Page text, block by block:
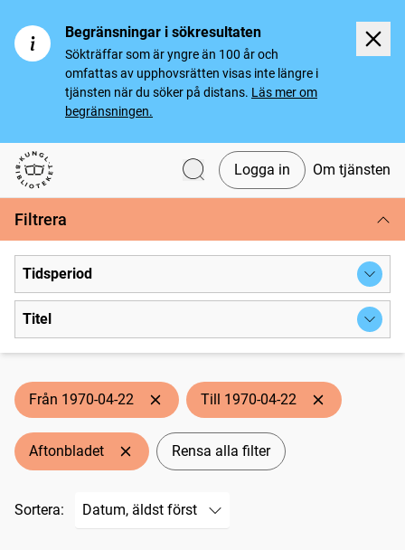
Begränsningar i sökresultaten
Sökträffar som är yngre än 100 år och
omfattas av upphovsrätten visas inte längre i
tjänsten när du söker på distans. Läs mer om
begränsningen.
Svenska tidningar
Logga in Om tjänsten
Filtrera
Tidsperiod
Titel
Från 1970-04-22 Till 1970-04-22
Aftonbladet Rensa alla filter
Sortera: